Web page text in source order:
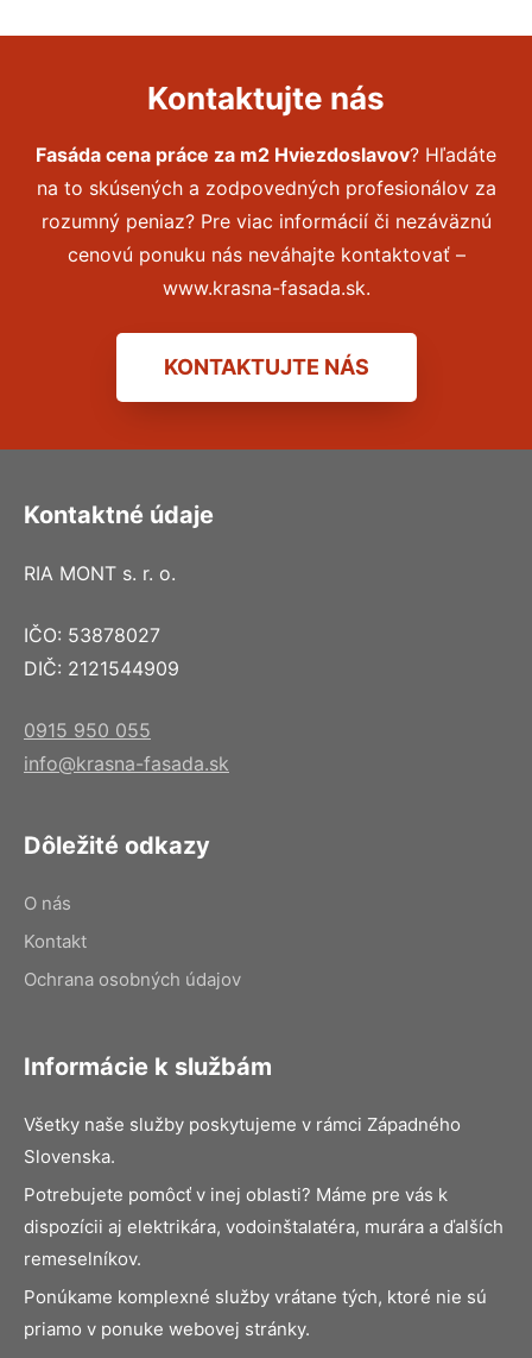
Kontaktujte nás
Fasáda cena práce za m2 Hviezdoslavov? Hľadáte
na to skúsených a zodpovedných profesionálov za
rozumný peniaz? Pre viac informácií či nezáväznú
cenovú ponuku nás neváhajte kontaktovať –
www.krasna-fasada.sk.
KONTAKTUJTE NÁS
Kontaktné údaje
RIA MONT s. r. o.
IČO: 53878027
DIČ: 2121544909
0915 950 055
info@krasna-fasada.sk
Dôležité odkazy
O nás
Kontakt
Ochrana osobných údajov
Informácie k službám
Všetky naše služby poskytujeme v rámci Západného
Slovenska.
Potrebujete pomôcť v inej oblasti? Máme pre vás k
dispozícii aj elektrikára, vodoinštalatéra, murára a ďalších
remeselníkov.
Ponúkame komplexné služby vrátane tých, ktoré nie sú
priamo v ponuke webovej stránky.